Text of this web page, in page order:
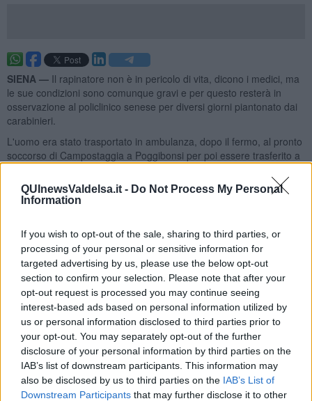
QUInewsValdelsa.it - Do Not Process My Personal
Information
If you wish to opt-out of the sale, sharing to third parties, or
processing of your personal or sensitive information for
targeted advertising by us, please use the below opt-out
section to confirm your selection. Please note that after your
opt-out request is processed you may continue seeing
interest-based ads based on personal information utilized by
us or personal information disclosed to third parties prior to
your opt-out. You may separately opt-out of the further
disclosure of your personal information by third parties on the
IAB’s list of downstream participants. This information may
also be disclosed by us to third parties on the IAB’s List of
Downstream Participants that may further disclose it to other
SIENA — Il rapinatore non è in pericolo di vita, dicono i medici, ma
le sue condizioni sono comunque gravi e per questo resterà in
osservazione al policlinico senese per diversi giorni piantonato dai
carabinieri.
L'uomo era stato trasportato in ambulanza, dopo il fermo, al pronto
soccorso di Campostaggia a Poggibonsi per poi essere trasferito a
Da chiarire ancora la dinamica del fermo. I due rumeni che lo
hanno bloccato insieme al sindaco di San Gimignano Giacomo
Bassi sono stati ascoltati in qualità di testimoni.
Pare che all'interno della filiale, nel tentativo di scavalcare il
bancone, il ladro sia inciampato e abbia urtato violentemente
l'addome.
Giunto nella città del palio, le condizioni del rapinatore sono
peggiorate fino a far preparare la sala operatoria per un intervento
d’urgenza ma, dopo alcune ore i medici hanno optato per
rimandare l’intervento.
Dopo una nottata in osservazione ed una serie di ecografie e